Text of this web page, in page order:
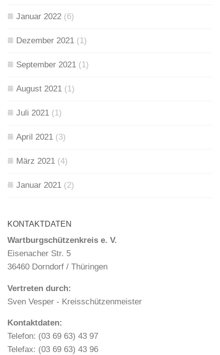
Januar 2022 (6)
Dezember 2021 (1)
September 2021 (1)
August 2021 (1)
Juli 2021 (1)
April 2021 (3)
März 2021 (4)
Januar 2021 (2)
KONTAKTDATEN
Wartburgschützenkreis e. V.
Eisenacher Str. 5
36460 Dorndorf / Thüringen
Vertreten durch:
Sven Vesper - Kreisschützenmeister
Kontaktdaten:
Telefon: (03 69 63) 43 97
Telefax: (03 69 63) 43 96